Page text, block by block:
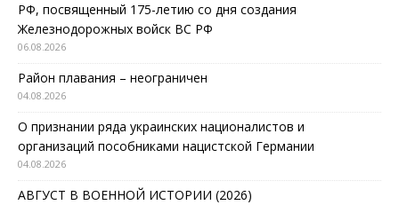
РФ, посвященный 175-летию со дня создания
Железнодорожных войск ВС РФ
06.08.2026
Район плавания – неограничен
04.08.2026
О признании ряда украинских националистов и
организаций пособниками нацистской Германии
04.08.2026
АВГУСТ В ВОЕННОЙ ИСТОРИИ (2026)